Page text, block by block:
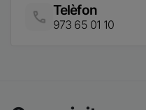
ImatgeTelèfon
973 65 01 10